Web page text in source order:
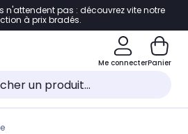
à la navigation
pied de page
chatbot
n'attendent pas : découvrez vite notre
à prix bradés.
Me connecterPanier